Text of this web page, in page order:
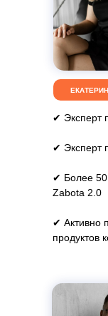
✔ Эксперт
✔ Эксперт
✔ Более 50
Zabota 2.0
✔ Активно
продуктов